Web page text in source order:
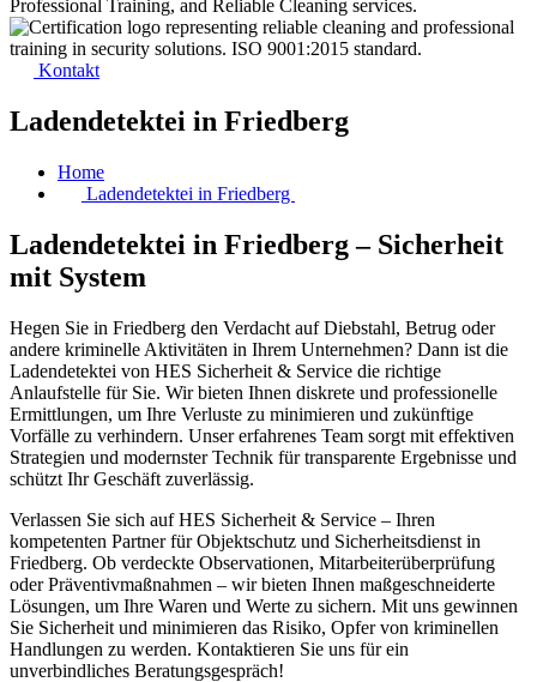
Kontakt
Ladendetektei in Friedberg
Home
Ladendetektei in Friedberg
Ladendetektei in Friedberg – Sicherheit
mit System
Hegen Sie in Friedberg den Verdacht auf Diebstahl, Betrug oder
andere kriminelle Aktivitäten in Ihrem Unternehmen? Dann ist die
Ladendetektei von HES Sicherheit & Service die richtige
Anlaufstelle für Sie. Wir bieten Ihnen diskrete und professionelle
Ermittlungen, um Ihre Verluste zu minimieren und zukünftige
Vorfälle zu verhindern. Unser erfahrenes Team sorgt mit effektiven
Strategien und modernster Technik für transparente Ergebnisse und
schützt Ihr Geschäft zuverlässig.
Verlassen Sie sich auf HES Sicherheit & Service – Ihren
kompetenten Partner für Objektschutz und Sicherheitsdienst in
Friedberg. Ob verdeckte Observationen, Mitarbeiterüberprüfung
oder Präventivmaßnahmen – wir bieten Ihnen maßgeschneiderte
Lösungen, um Ihre Waren und Werte zu sichern. Mit uns gewinnen
Sie Sicherheit und minimieren das Risiko, Opfer von kriminellen
Handlungen zu werden. Kontaktieren Sie uns für ein
unverbindliches Beratungsgespräch!